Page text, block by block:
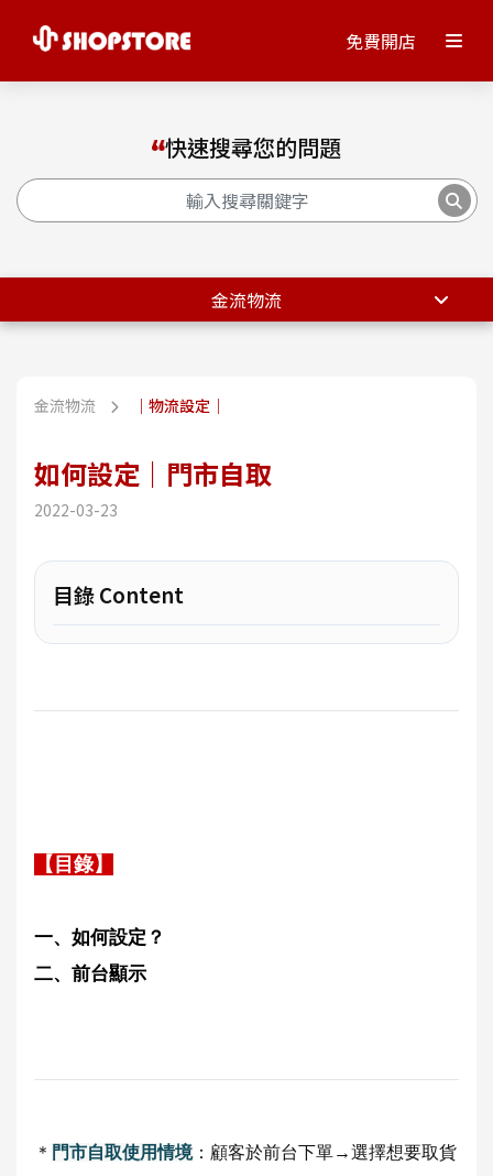
免費開店
快速搜尋您的問題
金流物流
金流物流 ｜物流設定｜
如何設定｜門市自取
2022-03-23
目錄 Content
【目錄】
一、如何設定？
二、前台顯示
＊ 門市自取使用情境：顧客於前台下單→選擇想要取貨